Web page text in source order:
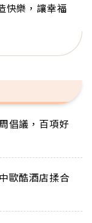
快樂，讓幸福
年 「台灣是我
「蛋黃哥小
後才開始真
年長羽球選
琴還登上小
倡議，百項好
歐酷酒店揉合